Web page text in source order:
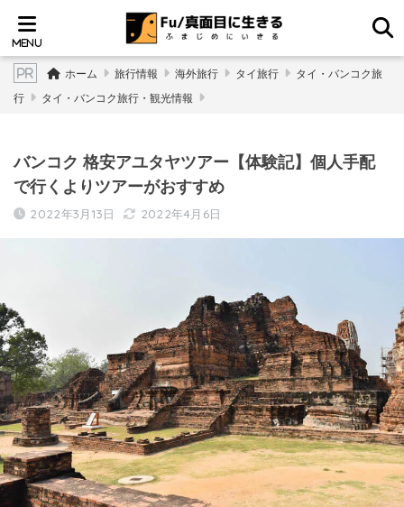
ホーム 旅行情報 海外旅行 タイ旅行 タイ・バンコク旅
行 タイ・バンコク旅行・観光情報
バンコク 格安アユタヤツアー【体験記】個人手配
で行くよりツアーがおすすめ
2022年3月13日 2022年4月6日